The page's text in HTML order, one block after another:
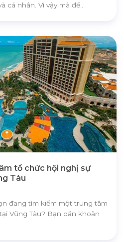
cá nhân. Vì vậy mà để...
tổ chức hội nghị sự
Tàu
đang tìm kiếm một trung tâm
Vũng Tàu? Bạn băn khoăn